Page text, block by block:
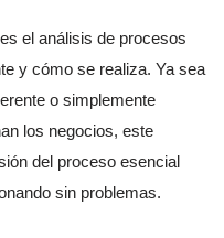
el análisis de procesos
y cómo se realiza. Ya sea
o simplemente
los negocios, este
del proceso esencial
sin problemas.